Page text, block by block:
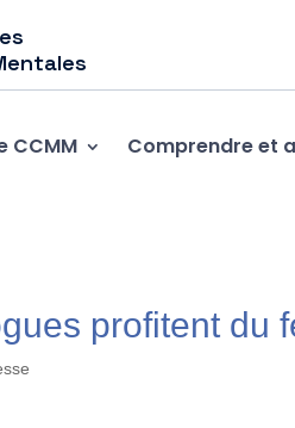
CCMM Comprendre et
profitent du